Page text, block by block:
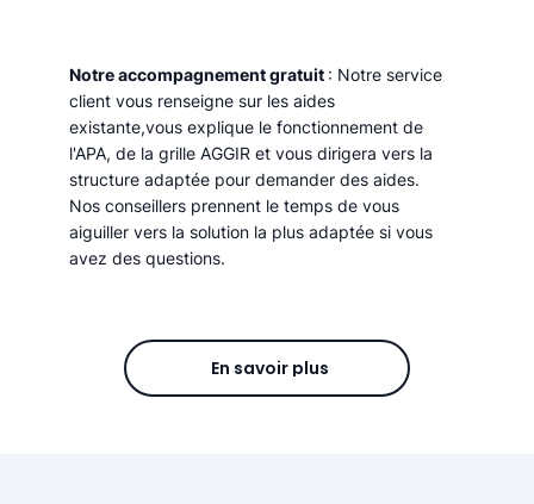
Notre accompagnement gratuit : Notre service
client vous renseigne sur les aides
existante,vous explique le fonctionnement de
l'APA, de la grille AGGIR et vous dirigera vers la
structure adaptée pour demander des aides.
Nos conseillers prennent le temps de vous
aiguiller vers la solution la plus adaptée si vous
avez des questions.
En savoir plus